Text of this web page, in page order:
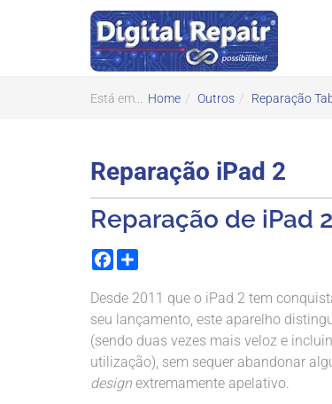
Está em... Home Outros Reparação
Reparação iPad 2
Reparação de iPad
Facebook
Desde 2011 que o iPad 2 tem
seu lançamento, este aparelho
(sendo duas vezes mais veloz e
utilização), sem sequer abandonar
design extremamente apelativo.